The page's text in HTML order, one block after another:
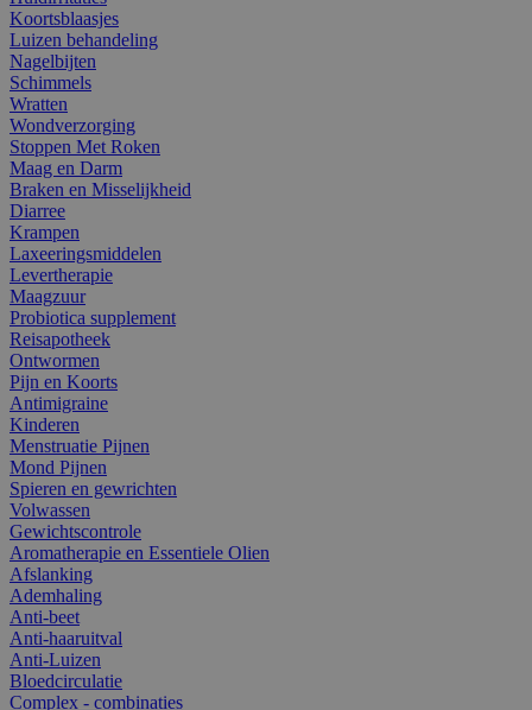
Koortsblaasjes
Luizen behandeling
Nagelbijten
Schimmels
Wratten
Wondverzorging
Stoppen Met Roken
Maag en Darm
Braken en Misselijkheid
Diarree
Krampen
Laxeeringsmiddelen
Levertherapie
Maagzuur
Probiotica supplement
Reisapotheek
Ontwormen
Pijn en Koorts
Antimigraine
Kinderen
Menstruatie Pijnen
Mond Pijnen
Spieren en gewrichten
Volwassen
Gewichtscontrole
Aromatherapie en Essentiele Olien
Afslanking
Ademhaling
Anti-beet
Anti-haaruitval
Anti-Luizen
Bloedcirculatie
Complex - combinaties